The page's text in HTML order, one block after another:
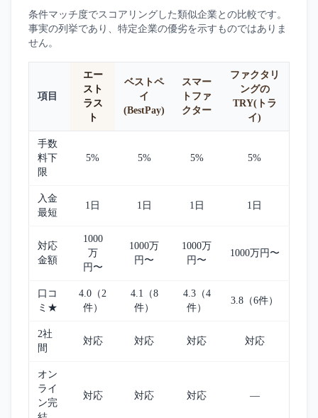
条件マッチ度でスコアリングした類似企業との比較です。
事実の列挙であり、特定企業の優劣を示すものではありま
せん。
項目
エー
スト
ラス
ト
ベストペ
イ
(BestPay)
スマー
トファ
クター
ファクタリ
ングの
TRY(トラ
イ)
手数
料下
限
5% 5% 5% 5%
入金
最短
1日 1日 1日 1日
対応
金額
1000
万
円〜
1000万
円〜
1000万
円〜
1000万円〜
口コ
ミ★
4.0（2
件）
4.1（8
件）
4.3（4
件）
3.8（6件）
2社
間
対応 対応 対応 対応
オン
ライ
ン完
対応 対応 対応 —